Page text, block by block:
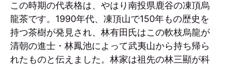
この時期の代表格は、やはり南投県鹿谷の凍頂烏
龍茶です。1990年代、凍頂山で150年もの歴史を
持つ茶樹が発見され、林有田氏はこの軟枝烏龍が
清朝の進士・林鳳池によって武夷山から持ち帰ら
れたものと伝えました。林家は祖先の林三顯が科